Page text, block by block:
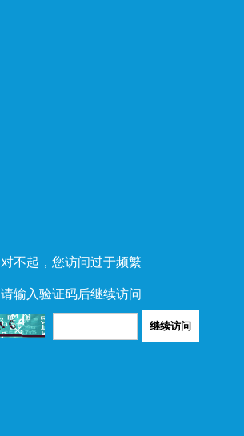
对不起，您访问过于频繁
请输入验证码后继续访问
继续访问